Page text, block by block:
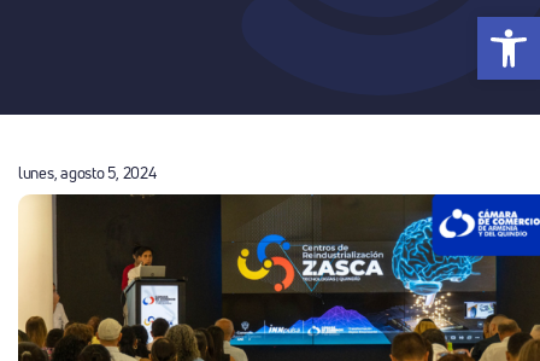
Abrir
lunes, agosto 5, 2024